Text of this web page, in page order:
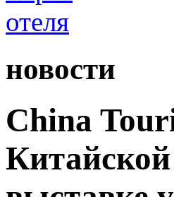
новости
China